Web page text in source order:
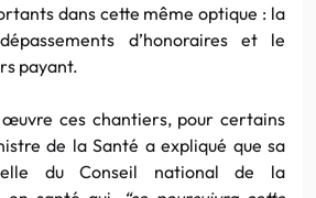
dans cette même optique : la
d’honoraires et le
payant.
ces chantiers, pour certains
de la Santé a expliqué que sa
du Conseil national de la